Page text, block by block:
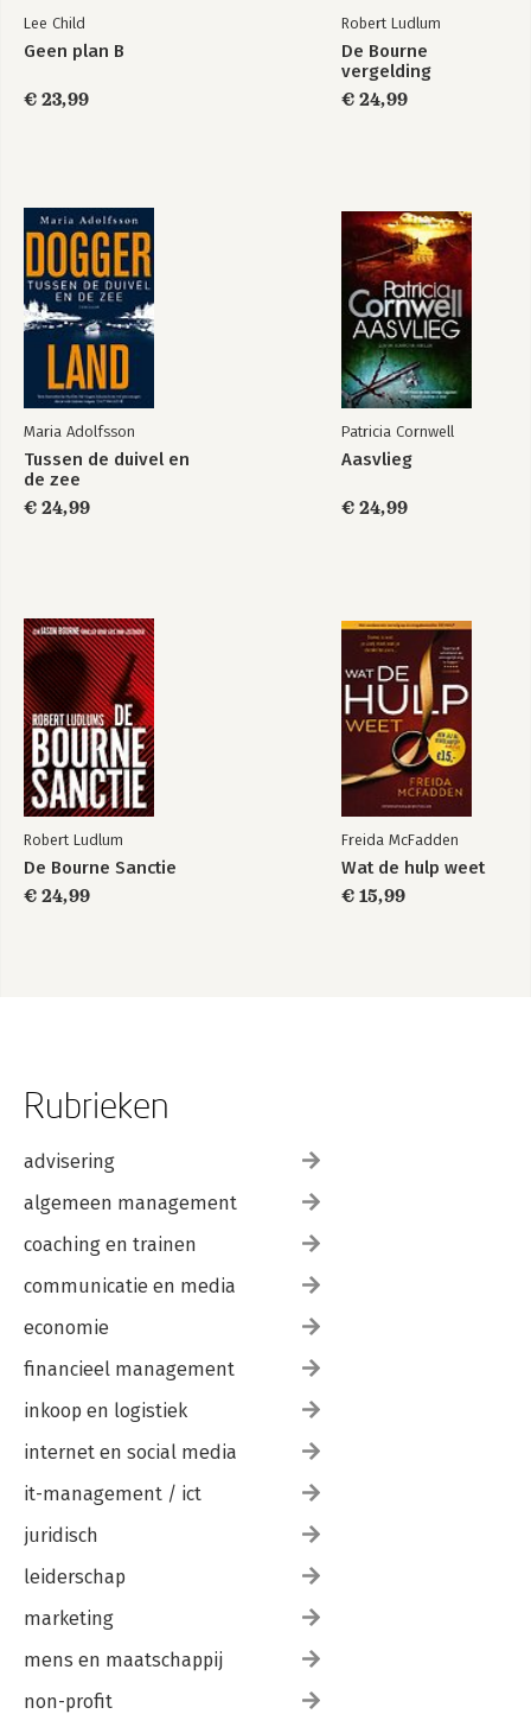
Lee Child
Geen plan B
€ 23,99
Robert Ludlum
De Bourne
vergelding
€ 24,99
Maria Adolfsson
Tussen de duivel en
de zee
€ 24,99
Patricia Cornwell
Aasvlieg
€ 24,99
Robert Ludlum
De Bourne Sanctie
€ 24,99
Freida McFadden
Wat de hulp weet
€ 15,99
Rubrieken
advisering
algemeen management
coaching en trainen
communicatie en media
economie
financieel management
inkoop en logistiek
internet en social media
it-management / ict
juridisch
leiderschap
marketing
mens en maatschappij
non-profit